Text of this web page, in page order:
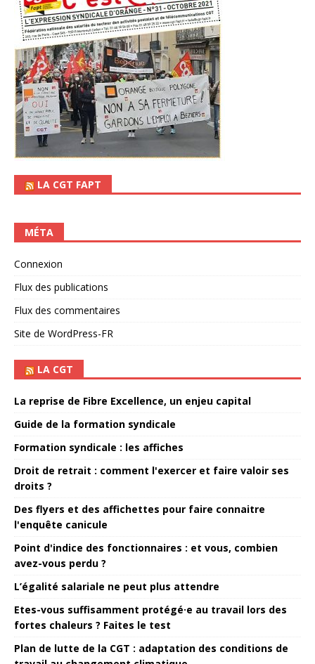
LA CGT FAPT
MÉTA
Connexion
Flux des publications
Flux des commentaires
Site de WordPress-FR
LA CGT
La reprise de Fibre Excellence, un enjeu capital
Guide de la formation syndicale
Formation syndicale : les affiches
Droit de retrait : comment l'exercer et faire valoir ses
droits ?
Des flyers et des affichettes pour faire connaitre
l'enquête canicule
Point d'indice des fonctionnaires : et vous, combien
avez-vous perdu ?
L’égalité salariale ne peut plus attendre
Etes-vous suffisamment protégé·e au travail lors des
fortes chaleurs ? Faites le test
Plan de lutte de la CGT : adaptation des conditions de